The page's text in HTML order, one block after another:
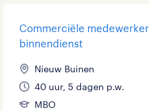
Commerciële medewerker
binnendienst
Nieuw Buinen
40 uur, 5 dagen p.w.
MBO